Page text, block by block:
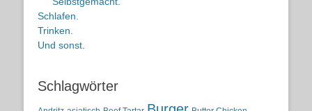
Schlafen.
Trinken.
Und sonst.
Schlagwörter